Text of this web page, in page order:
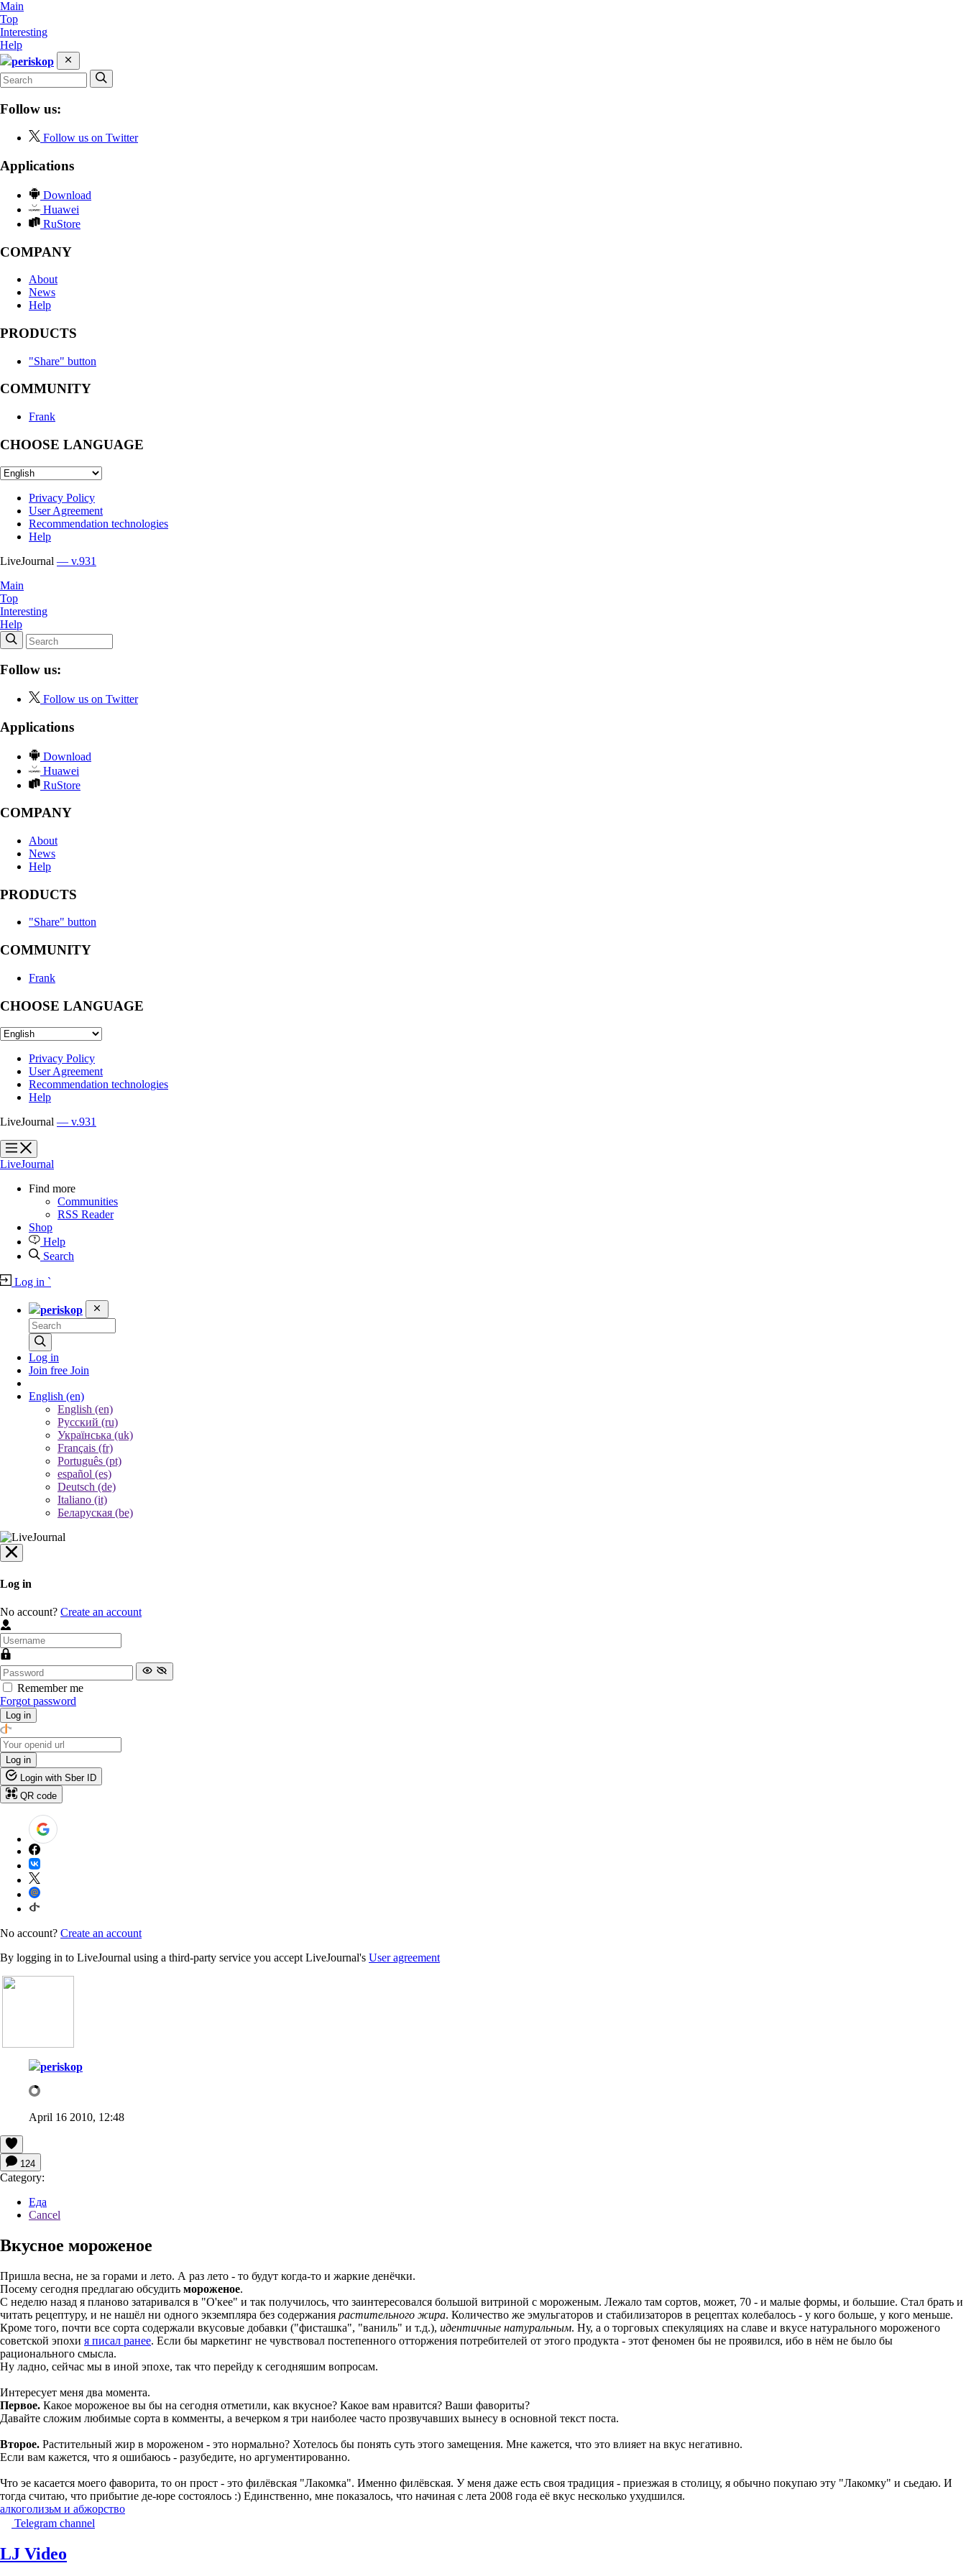
Main
Top
Interesting
Help
periskop
Follow us:
Follow us on Twitter
Applications
Download
Huawei
RuStore
COMPANY
About
News
Help
PRODUCTS
"Share" button
COMMUNITY
Frank
CHOOSE LANGUAGE
Privacy Policy
User Agreement
Recommendation technologies
Help
LiveJournal — v.931
Main
Top
Interesting
Help
Follow us:
Follow us on Twitter
Applications
Download
Huawei
RuStore
COMPANY
About
News
Help
PRODUCTS
"Share" button
COMMUNITY
Frank
CHOOSE LANGUAGE
Privacy Policy
User Agreement
Recommendation technologies
Help
LiveJournal — v.931
?
?
LiveJournal
Find more
Communities
RSS Reader
Shop
Help
Search
Log in `
periskop
Log in
Join free Join
English (en)
English (en)
Русский (ru)
Українська (uk)
Français (fr)
Português (pt)
español (es)
Deutsch (de)
Italiano (it)
Беларуская (be)
Log in
No account? Create an account
Remember me
Forgot password
Log in
Log in
Login with Sber ID
QR code
No account? Create an account
By logging in to LiveJournal using a third-party service you accept LiveJournal's User agreement
periskop
April 16 2010, 12:48
124
Category:
Еда
Cancel
Вкусное мороженое
Пришла весна, не за горами и лето. А раз лето - то будут когда-то и жаркие денёчки.
Посему сегодня предлагаю обсудить мороженое.
С неделю назад я планово затаривался в "О'кее" и так получилось, что заинтересовался большой витриной с мороженым. Лежало там сортов, может, 70 - и малые формы, и большие. Стал брать и
читать рецептуру, и не нашёл ни одного экземпляра без содержания растительного жира. Количество же эмульгаторов и стабилизаторов в рецептах колебалось - у кого больше, у кого меньше.
Кроме того, почти все сорта содержали вкусовые добавки ("фисташка", "ваниль" и т.д.), идентичные натуральным. Ну, а о торговых спекуляциях на славе и вкусе натурального мороженого
советской эпохи я писал ранее. Если бы маркетинг не чувствовал постепенного отторжения потребителей от этого продукта - этот феномен бы не проявился, ибо в нём не было бы
рационального смысла.
Ну ладно, сейчас мы в иной эпохе, так что перейду к сегодняшим вопросам.
Интересует меня два момента.
Первое. Какое мороженое вы бы на сегодня отметили, как вкусное? Какое вам нравится? Ваши фавориты?
Давайте сложим любимые сорта в комменты, а вечерком я три наиболее часто прозвучавших вынесу в основной текст поста.
Второе. Растительный жир в мороженом - это нормально? Хотелось бы понять суть этого замещения. Мне кажется, что это влияет на вкус негативно.
Если вам кажется, что я ошибаюсь - разубедите, но аргументированно.
Что эе касается моего фаворита, то он прост - это филёвская "Лакомка". Именно филёвская. У меня даже есть своя традиция - приезжая в столицу, я обычно покупаю эту "Лакомку" и сьедаю. И
тогда считаю, что прибытие де-юре состоялось :) Единственно, мне показалось, что начиная с лета 2008 года её вкус несколько ухудшился.
алкоголизьм и абжорство
Telegram channel
LJ Video